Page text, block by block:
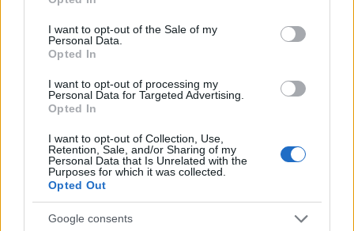
use your data for below specified purposes in below Google
consent section.
I want to opt-out of the Sale of my
Personal Data.
Opted In
I want to opt-out of processing my
Personal Data for Targeted Advertising.
Opted In
I want to opt-out of Collection, Use,
Retention, Sale, and/or Sharing of my
Personal Data that Is Unrelated with the
Purposes for which it was collected.
Opted Out
Google consents
LEGFRISSEBB
Országos hírek
Országos hírek
KECSKEMÉTEN IS SZAKIRÁNYÚ
TOVÁBBKÉPZÉSEKKEL ERŐSÍT A GÁL FERENC
EGYETEM